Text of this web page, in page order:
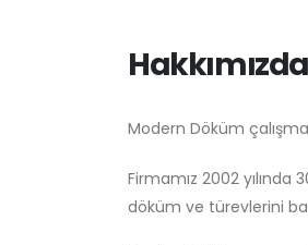
Hakkımızda
Modern Döküm
Firmamız 2002 yılında
döküm ve türevlerini